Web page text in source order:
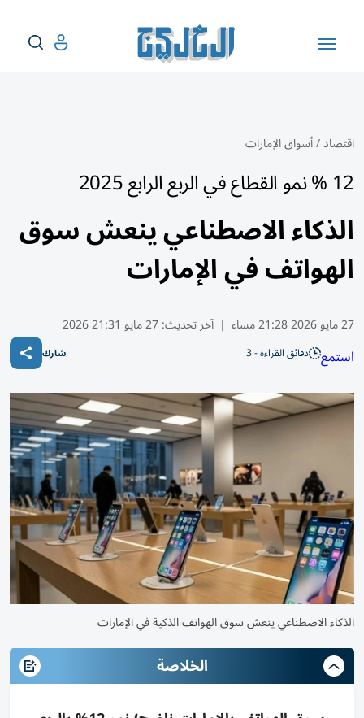
اقتصاد/أسواق الإمارات
12 % نمو القطاع في الربع الرابع 2025
الذكاء الاصطناعي ينعش سوق
الهواتف في الإمارات
27 مايو 2026 21:28 مساء | آخر تحديث:27 مايو 21:31 2026
استمع دقائق القراءة - 3 شارك
الذكاء الاصطناعي ينعش سوق الهواتف الذكية في الإمارات
الخلاصة